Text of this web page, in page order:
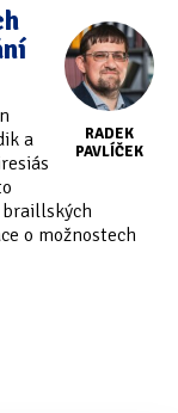
RADEK
PAVLÍČEK
a
o možnostech